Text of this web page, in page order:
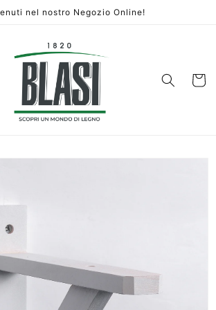
nel nostro Negozio Online!
Carrello